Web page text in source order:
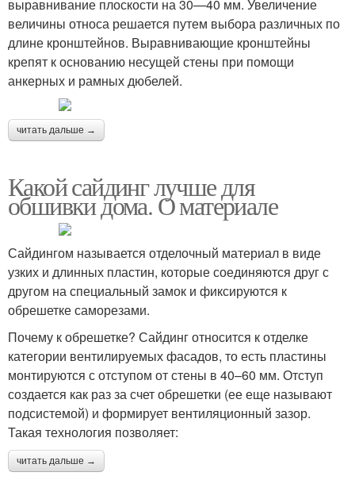
выравнивание плоскости на 30—40 мм. Увеличение
величины относа решается путем выбора различных по
длине кронштейнов. Выравнивающие кронштейны
крепят к основанию несущей стены при помощи
анкерных и рамных дюбелей.
читать дальше →
Какой сайдинг лучше для
обшивки дома. О материале
Сайдингом называется отделочный материал в виде
узких и длинных пластин, которые соединяются друг с
другом на специальный замок и фиксируются к
обрешетке саморезами.
Почему к обрешетке? Сайдинг относится к отделке
категории вентилируемых фасадов, то есть пластины
монтируются с отступом от стены в 40–60 мм. Отступ
создается как раз за счет обрешетки (ее еще называют
подсистемой) и формирует вентиляционный зазор.
Такая технология позволяет:
читать дальше →